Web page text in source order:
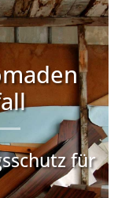
für